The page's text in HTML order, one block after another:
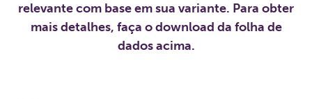
relevante com base em sua variante. Para obter
mais detalhes, faça o download da folha de
dados acima.